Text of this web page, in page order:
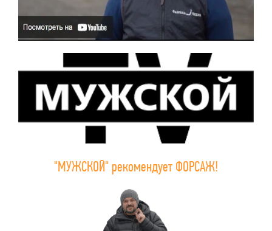
"МУЖСКОЙ" рекомендует ФОРСАЖ!